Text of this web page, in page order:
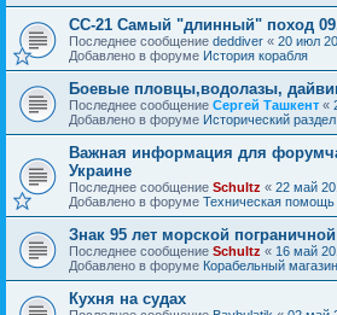
СС-21 Самый "длинный" поход
Последнее сообщение deddiver « 20 июл
Добавлено в форуме История корабля
Боевые пловцы,водолазы,
Последнее сообщение Сергей Ташкент «
Добавлено в форуме Исторический раздел
Важная информация для
Украине
Последнее сообщение Schultz « 22 май
Добавлено в форуме Техническая помощь
Знак 95 лет морской
Последнее сообщение Schultz « 16 май
Добавлено в форуме Корабельный магазин
Кухня на судах